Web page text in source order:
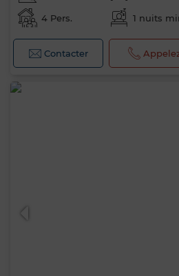
4 Pers. 1 nuits
Contacter